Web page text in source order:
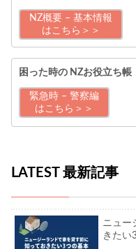
NZ概要 – 基本情報
はこちら＞＞
困った時の NZお役立ち帳
緊急時 – 警察編
はこちら＞＞
LATEST 最新記事
ニュー
きたい